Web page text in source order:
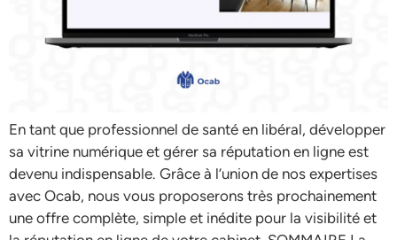
En tant que professionnel de santé en libéral, développer
sa vitrine numérique et gérer sa réputation en ligne est
devenu indispensable. Grâce à l’union de nos expertises
avec Ocab, nous vous proposerons très prochainement
une offre complète, simple et inédite pour la visibilité et